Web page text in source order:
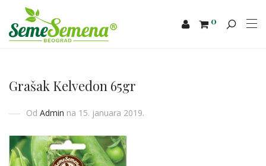
0
Grašak Kelvedon 65gr
Od Admin na 15. januara 2019.